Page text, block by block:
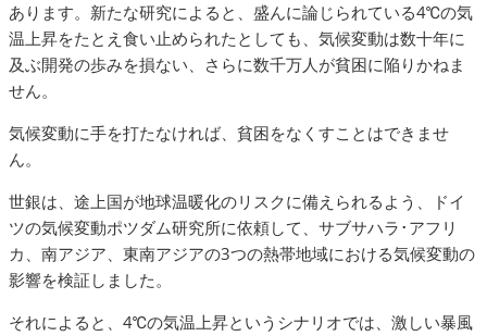
あります。新たな研究によると、盛んに論じられている4℃の気
温上昇をたとえ食い止められたとしても、気候変動は数十年に
及ぶ開発の歩みを損ない、さらに数千万人が貧困に陥りかねま
せん。
気候変動に手を打たなければ、貧困をなくすことはできませ
ん。
世銀は、途上国が地球温暖化のリスクに備えられるよう、ドイ
ツの気候変動ポツダム研究所に依頼して、サブサハラ･アフリ
カ、南アジア、東南アジアの3つの熱帯地域における気候変動の
影響を検証しました。
それによると、4℃の気温上昇というシナリオでは、激しい暴風